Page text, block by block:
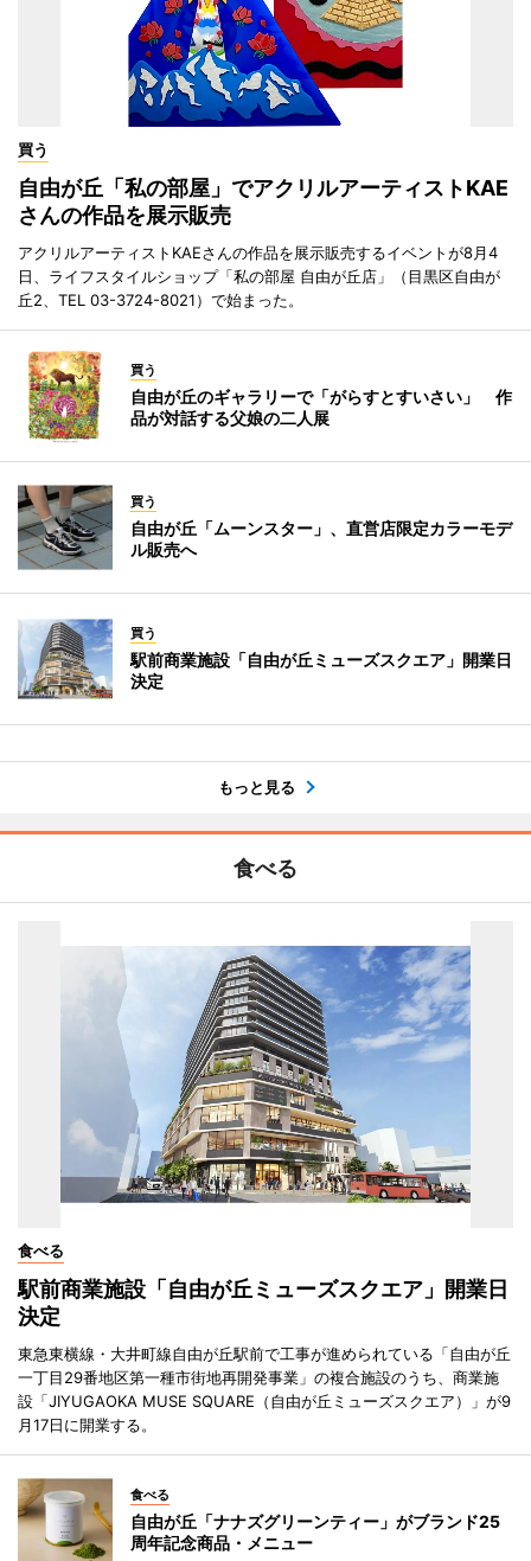
買う
自由が丘「私の部屋」でアクリルアーティストKAE
さんの作品を展示販売
アクリルアーティストKAEさんの作品を展示販売するイベントが8月4
日、ライフスタイルショップ「私の部屋 自由が丘店」（目黒区自由が
丘2、TEL 03-3724-8021）で始まった。
買う
自由が丘のギャラリーで「がらすとすいさい」 作
品が対話する父娘の二人展
買う
自由が丘「ムーンスター」、直営店限定カラーモデ
ル販売へ
買う
駅前商業施設「自由が丘ミューズスクエア」開業日
決定
もっと見る
食べる
食べる
駅前商業施設「自由が丘ミューズスクエア」開業日
決定
東急東横線・大井町線自由が丘駅前で工事が進められている「自由が丘
一丁目29番地区第一種市街地再開発事業」の複合施設のうち、商業施
設「JIYUGAOKA MUSE SQUARE（自由が丘ミューズスクエア）」が9
月17日に開業する。
食べる
自由が丘「ナナズグリーンティー」がブランド25
周年記念商品・メニュー